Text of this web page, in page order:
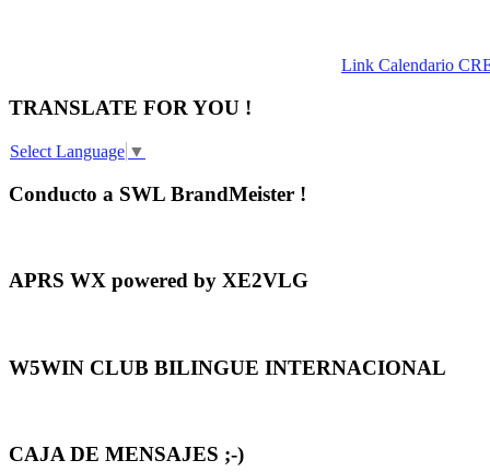
Link Calendario
TRANSLATE FOR YOU !
Select Language ▼
Conducto a SWL BrandMeister !
APRS WX powered by XE2VLG
W5WIN CLUB BILINGUE INTERNACIONAL
CAJA DE MENSAJES ;-)